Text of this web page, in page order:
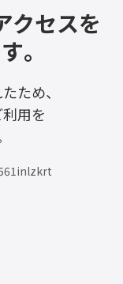
クセスを
。
ため、
用を